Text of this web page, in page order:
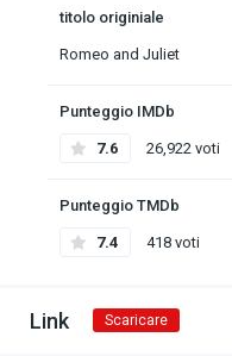
titolo originiale
Romeo and Juliet
Punteggio IMDb
7.6 26,922 voti
Punteggio TMDb
7.4 418 voti
Link Scaricare